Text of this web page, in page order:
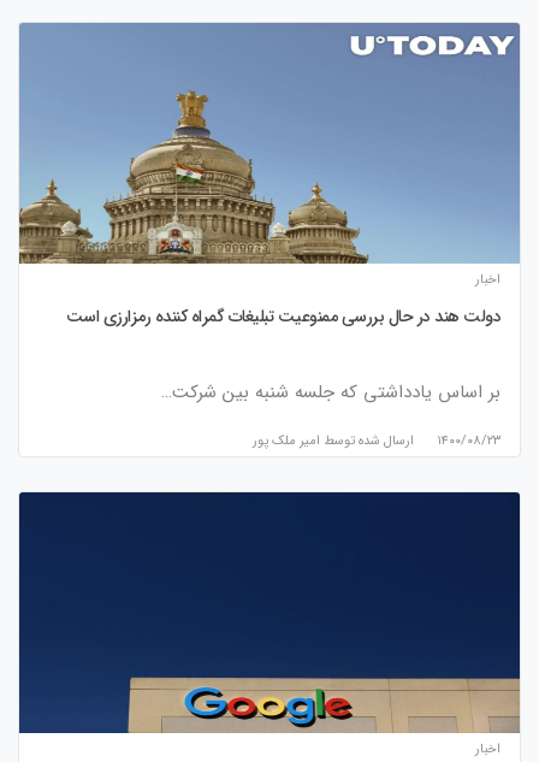
اخبار
دولت هند در حال بررسی ممنوعیت تبلیغات گمراه کننده رمزارزی است
بر اساس یادداشتی که جلسه شنبه بین شرکت…
۱۴۰۰/۰۸/۲۳ ارسال شده توسط امیر ملک پور
اخبار